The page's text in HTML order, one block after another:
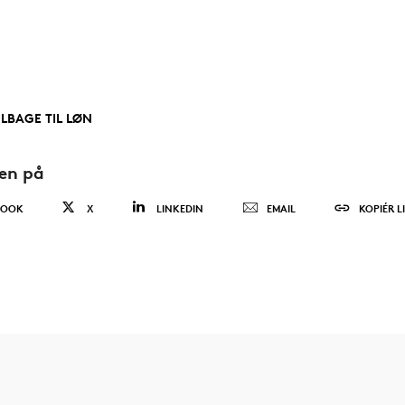
TIL LØN
på
X LINKEDIN EMAIL KOPIÉR